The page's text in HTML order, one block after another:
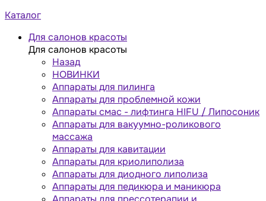
Каталог
Для салонов красоты
Для салонов красоты
Назад
НОВИНКИ
Аппараты для пилинга
Аппараты для проблемной кожи
Аппараты cмас - лифтинга HIFU / Липосоник
Аппараты для вакуумно-роликового
массажа
Аппараты для кавитации
Аппараты для криолиполиза
Аппараты для диодного липолиза
Аппараты для педикюра и маникюра